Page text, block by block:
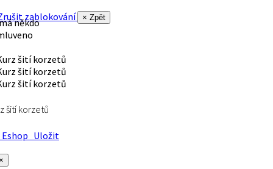
zablokování
× Zpět
někdo
šití korzetů
Uložit